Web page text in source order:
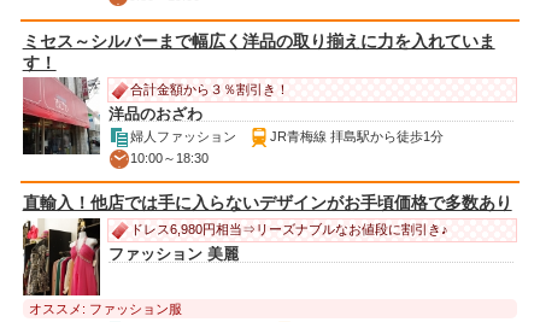
ミセス～シルバーまで幅広く洋品の取り揃えに力を入れていま
す！
合計金額から３％割引き！
洋品のおざわ
婦人ファッション
JR青梅線 拝島駅から徒歩1分
10:00～18:30
直輸入！他店では手に入らないデザインがお手頃価格で多数あり
ドレス6,980円相当⇒リーズナブルなお値段に割引き♪
ファッション 美麗
オススメ: ファッション服